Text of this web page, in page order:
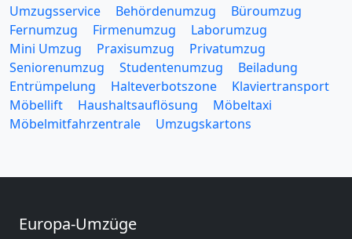
Umzugsservice Behördenumzug
Büroumzug
Fernumzug
Firmenumzug
Laborumzug
Mini Umzug
Praxisumzug
Privatumzug
Seniorenumzug
Studentenumzug
Beiladung
Entrümpelung
Halteverbotszone
Klaviertransport
Möbellift
Haushaltsauflösung
Möbeltaxi
Möbelmitfahrzentrale
Umzugskartons
Europa-Umzüge